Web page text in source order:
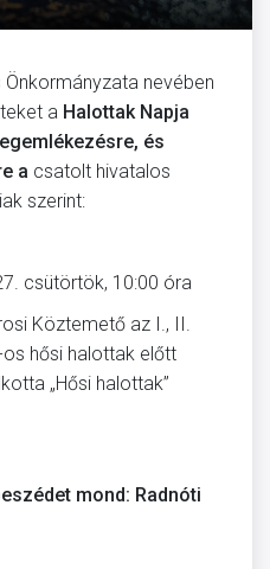
nevében
a Halottak Napja
és
a csatolt hivatalos
szerint:
csütörtök, 10:00 óra
Köztemető az I., II.
hősi halottak előtt
„Hősi halottak”
mond: Radnóti